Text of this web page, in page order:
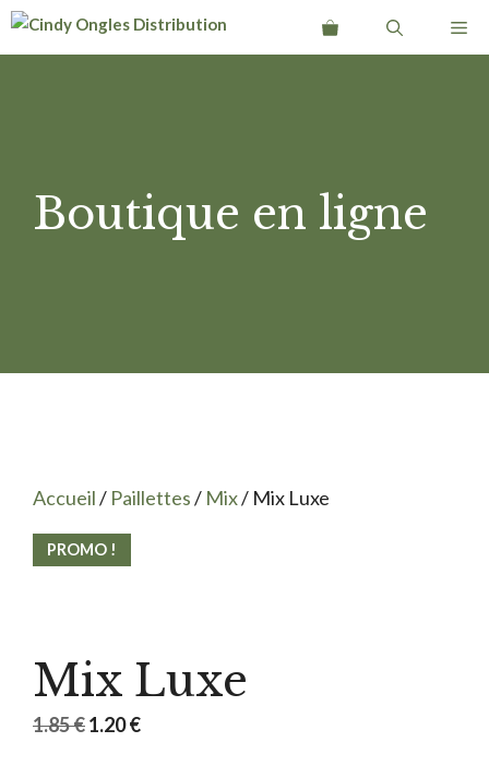
Aller
Boutique en ligne
Accueil/ Paillettes/ Mix/ Mix Luxe
PROMO !
Mix Luxe
1.85€Le
1.20€Le